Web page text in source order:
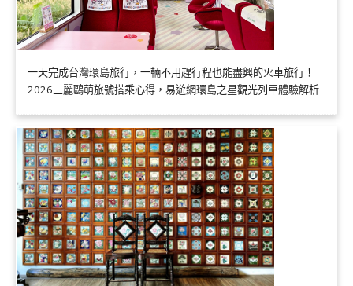
一天完成台灣環島旅行，一輛不用趕行程也能盡興的火車旅行！
2026三麗鷗萌旅號搭乘心得，易遊網環島之星觀光列車體驗解析